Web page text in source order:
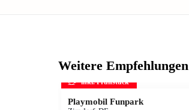
Weitere Empfehlungen
inkl. Frühstück
Playmobil Funpark